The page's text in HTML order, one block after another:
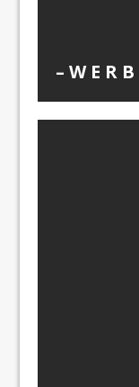
– W Ε R